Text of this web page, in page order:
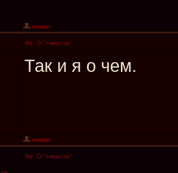
Re: О "тяжести"
Так и я о чем.
Re: О "тяжести"